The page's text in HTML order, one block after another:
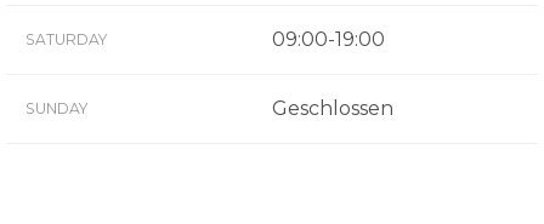
SATURDAY 09:00-19:00
SUNDAY Geschlossen